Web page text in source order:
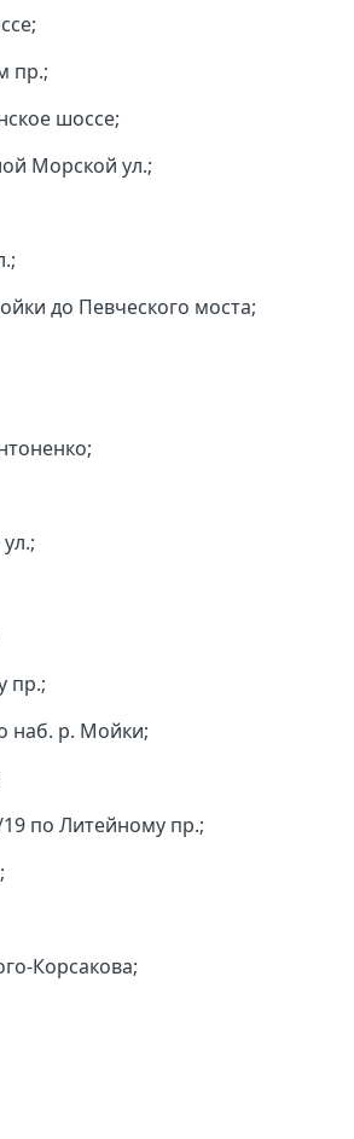
пр.;
шоссе;
Морской ул.;
до Певческого моста;
пр.;
наб. р. Мойки;
19 по Литейному пр.;
Корсакова;